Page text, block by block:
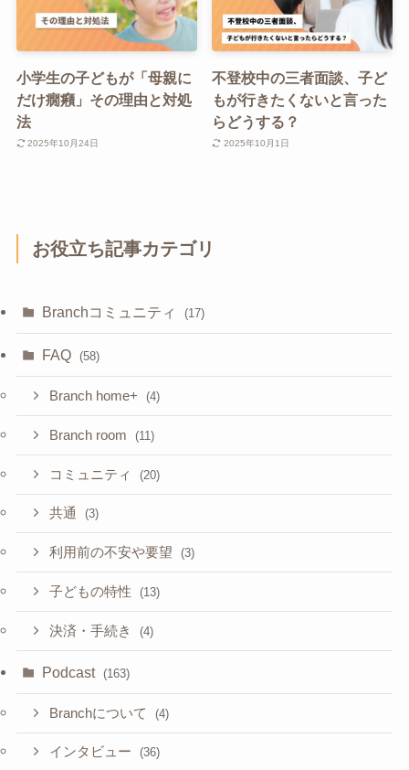
小学生の子どもが「母親に
だけ癇癪」その理由と対処
法
2025年10月24日
不登校中の三者面談、子ど
もが行きたくないと言った
らどうする？
2025年10月1日
お役立ち記事カテゴリ
Branchコミュニティ (17)
FAQ (58)
Branch home+ (4)
Branch room (11)
コミュニティ (20)
共通 (3)
利用前の不安や要望 (3)
子どもの特性 (13)
決済・手続き (4)
Podcast (163)
Branchについて (4)
インタビュー (36)